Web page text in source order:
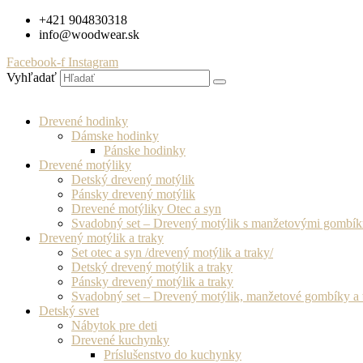
Preskočiť+421 904830318
info@woodwear.sk
Facebook-f Instagram
Vyhľadať
Drevené hodinky
Dámske hodinky
Pánske hodinky
Drevené motýliky
Detský drevený motýlik
Pánsky drevený motýlik
Drevené motýliky Otec a syn
Svadobný set – Drevený motýlik s manžetovými
Drevený motýlik a traky
Set otec a syn /drevený motýlik a traky/
Detský drevený motýlik a traky
Pánsky drevený motýlik a traky
Svadobný set – Drevený motýlik, manžetové gombíky a
Detský svet
Nábytok pre deti
Drevené kuchynky
Príslušenstvo do kuchynky